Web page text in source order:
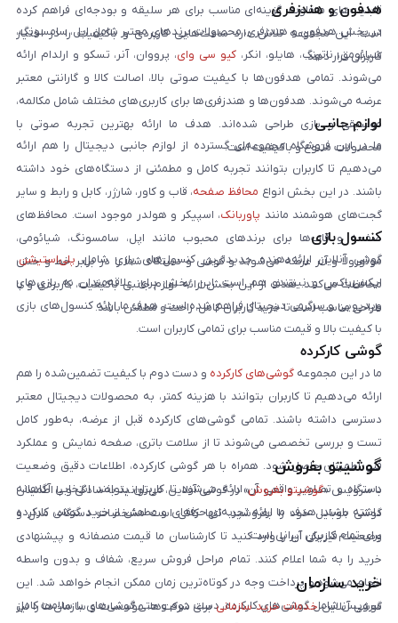
قابلیت‌های متفاوت، گزینه‌ای مناسب برای هر سلیقه و بودجه‌ای فراهم کرده
است. این مجموعه تلاش دارد ساعت‌هایی کاربردی و باکیفیت را در اختیار
کاربران قرار دهد.
هدفون و هندزفری
در بخش هدفون و هندزفری، محصولات برندهای معتبر شامل اپل، سامسونگ،
شیائومی، ناتینگ، هایلو، انکر، کیو سی وای، پرووان، آنر، تسکو و ارلدام ارائه
می‌شوند. تمامی هدفون‌ها با کیفیت صوتی بالا، اصالت کالا و گارانتی معتبر
عرضه می‌شوند. هدفون‌ها و هندزفری‌ها برای کاربری‌های مختلف شامل مکالمه،
موسیقی و بازی طراحی شده‌اند. هدف ما ارائه بهترین تجربه صوتی با
محصولات متنوع و باکیفیت است.
لوازم جانبی
ما در این فروشگاه مجموعه‌ای گسترده از لوازم جانبی دیجیتال را هم ارائه
می‌دهیم تا کاربران بتوانند تجربه کامل و مطمئنی از دستگاه‌های خود داشته
باشند. در این بخش انواع محافظ صفحه، قاب و کاور، شارژر، کابل و رابط و سایر
گجت‌های هوشمند مانند پاوربانک، اسپیکر و هولدر موجود است. محافظ‌های
صفحه و قاب‌ها برای برندهای محبوب مانند اپل، سامسونگ، شیائومی،
موتورولا و آنر عرضه می‌شوند و گوشی و دستگاه شما را در برابر خط و خش
محافظت می‌کنند. هدف از این بخش ارائه لوازم جانبی باکیفیت، کاربردی و با
طراحی مناسب است تا خرید کاربران کامل، راحت و مطمئن باشد.
کنسول بازی
گوشی آنلاین ارائه‌دهنده جدیدترین کنسول‌های بازی شامل پلی‌استیشن،
ایکس‌باکس و نینتندو هم است. این بخش برای علاقه‌مندان به بازی‌های
ویدیویی و سرگرمی دیجیتال فراهم شده است. هدف ما ارائه کنسول‌های بازی
با کیفیت بالا و قیمت مناسب برای تمامی کاربران است.
گوشی کارکرده
ما در این مجموعه گوشی‌های کارکرده و دست دوم با کیفیت تضمین‌شده را هم
ارائه می‌دهیم تا کاربران بتوانند با هزینه کمتر، به محصولات دیجیتال معتبر
دسترسی داشته باشند. تمامی گوشی‌های کارکرده قبل از عرضه، به‌طور کامل
تست و بررسی تخصصی می‌شوند تا از سلامت باتری، صفحه نمایش و عملکرد
فنی اطمینان حاصل شود. همراه با هر گوشی کارکرده، اطلاعات دقیق وضعیت
دستگاه و تصاویر واقعی آن ارائه می‌شود تا کاربران بتوانند انتخابی آگاهانه
داشته باشند. هدف ما ارائه تجربه‌ای حرفه‌ای و مطمئن از خرید گوشی کارکرده
برای تمام کاربران ایرانی است.
گوشیتو بفروش
با سرویس «گوشیتو بفروش» در گوشی آنلاین، می‌توانید به‌سادگی و با اطمینان
گوشی موبایل خود را بفروشید. تنها کافی است مشخصات دستگاه، مدل و
وضعیت فیزیکی آن را وارد کنید تا کارشناسان ما قیمت منصفانه و پیشنهادی
خرید را به شما اعلام کنند. تمام مراحل فروش سریع، شفاف و بدون واسطه
انجام می‌شود و پرداخت وجه در کوتاه‌ترین زمان ممکن انجام خواهد شد. این
سرویس شامل گوشی‌های کارکرده، دست دوم و حتی گوشی‌های با سلامت کامل
خرید سازمان
گوشی آنلاینخدمات خرید سازمانیبرای شرکت‌ها، مؤسسات و سازمان‌ها را نیز